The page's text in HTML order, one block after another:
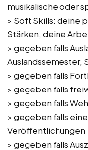
musikalische oder
> Soft Skills: deine
Stärken, deine
> gegeben falls
Auslandssemester,
> gegeben falls
> gegeben falls
> gegeben falls
> gegeben falls
Veröffentlichungen
> gegeben falls